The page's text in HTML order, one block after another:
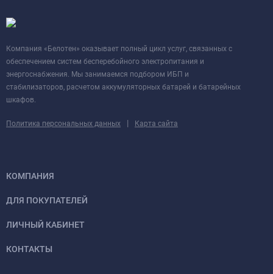
Компания «Белотен» оказывает полный цикл услуг, связанных с
обеспечением систем бесперебойного электропитания и
энергоснабжения. Мы занимаемся подбором ИБП и
стабилизаторов, расчетом аккумуляторных батарей и батарейных
шкафов.
Политика персональных данных | Карта сайта
КОМПАНИЯ
ДЛЯ ПОКУПАТЕЛЕЙ
ЛИЧНЫЙ КАБИНЕТ
КОНТАКТЫ